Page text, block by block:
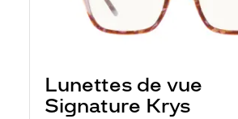
Lunettes de vue
Signature Krys